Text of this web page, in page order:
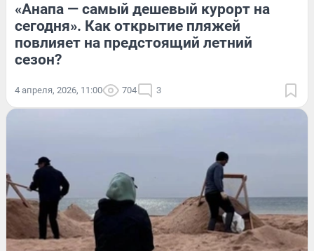
«Анапа — самый дешевый курорт на
сегодня». Как открытие пляжей
повлияет на предстоящий летний
сезон?
4 апреля, 2026, 11:00 704 3